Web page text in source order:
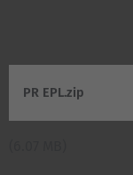
PR EPL.zip